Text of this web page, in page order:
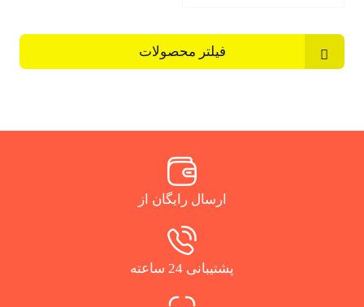
فیلتر محصولات
ارسال رایگان از
پشتیبانی 24 ساعته